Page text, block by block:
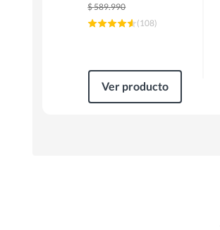
$589.990
(108)
Ver producto